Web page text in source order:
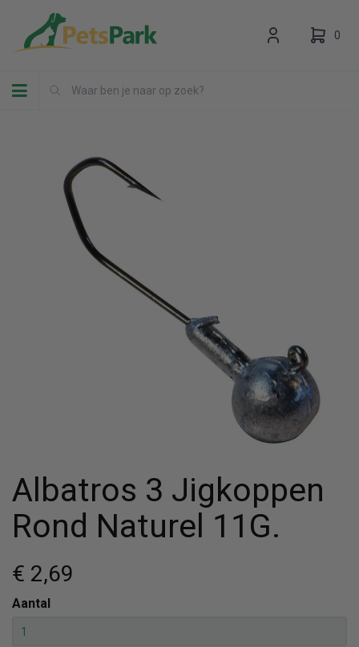
Toggle navigation
0
Uw winkelwagen is leeg.
Albatros 3 Jigkoppen
Rond Naturel 11G.
€ 2,69
Aantal